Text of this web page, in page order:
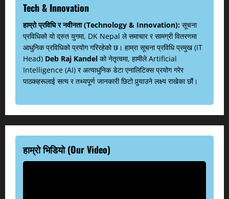
Tech & Innovation
हाम्रो प्रविधि र नवीनता (Technology & Innovation): सूचना
प्रविधिको यो द्रुत युगमा, DK Nepal ले समाचार र सामग्री वितरणमा
आधुनिक प्रविधिको प्रयोग गरिरहेको छ। हाम्रा सूचना प्रविधि प्रमुख (IT
Head) Deb Raj Kandel को नेतृत्वमा, हामीले Artificial
Intelligence (AI) र अत्याधुनिक डेटा एनालिटिक्स प्रयोग गरेर
पाठकहरूलाई सत्य र तथ्यपूर्ण जानकारी छिटो पुर्‍याउने लक्ष्य राखेका छौं।
हाम्रो भिडियो (Our Video)